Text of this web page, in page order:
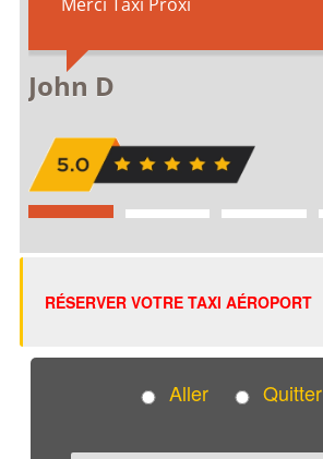
RÉSERVER VOTRE TAXI AÉROPORT
Aller Quitter